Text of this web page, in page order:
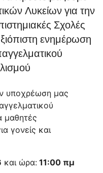
Λυκείων για την
Σχολές
ενημέρωση
υποχρέωση μας
μαθητές
γονείς και
και ώρα: 11:00 πμ